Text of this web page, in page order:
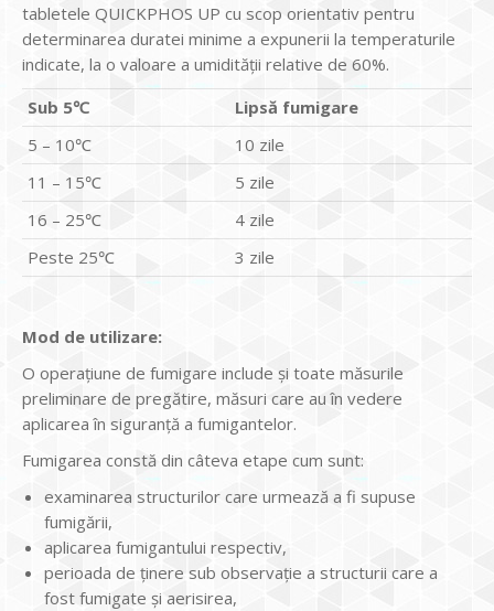
tabletele QUICKPHOS UP cu scop orientativ pentru
determinarea duratei minime a expunerii la temperaturile
indicate, la o valoare a umidității relative de 60%.
Sub 5℃
Lipsă fumigare
5 – 10℃
10 zile
11 – 15℃
5 zile
16 – 25℃
4 zile
Peste 25℃
3 zile
Mod de utilizare:
O operațiune de fumigare include și toate măsurile
preliminare de pregătire, măsuri care au în vedere
aplicarea în siguranță a fumigantelor.
Fumigarea constă din câteva etape cum sunt:
examinarea structurilor care urmează a fi supuse
fumigării,
aplicarea fumigantului respectiv,
perioada de ținere sub observație a structurii care a
fost fumigate și aerisirea,